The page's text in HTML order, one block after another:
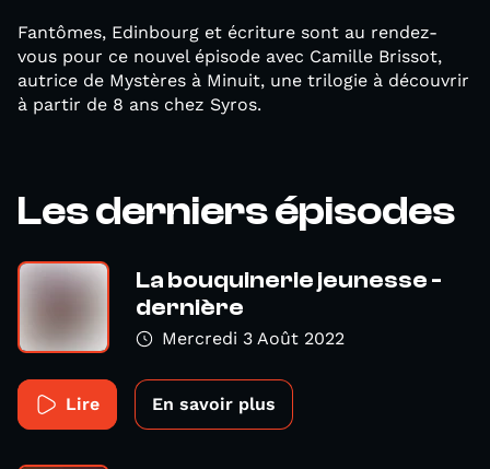
Fantômes, Edinbourg et écriture sont au rendez-
vous pour ce nouvel épisode avec Camille Brissot,
autrice de Mystères à Minuit, une trilogie à découvrir
à partir de 8 ans chez Syros.
Les derniers épisodes
La bouquinerie jeunesse -
dernière
Mercredi 3 Août 2022
Lire En savoir plus